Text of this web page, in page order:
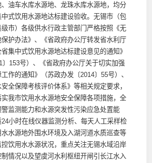
油车水库水源地、龙珠水库水源地，均分
式饮用水源地达标建设验收。无锡市（包
市）各级供水行政主管部门严格按照《无
护办法》、《省政府办公厅转发省水利厅
集中式饮用水源地达标建设意见的通知》
〕153号）、《省政府办公厅关于切实加强
作的通知》（苏政办发〔2014〕55号）、
安全保障考核评价体系》等相关规定要求，
我市饮用水水源地安全保障各项措施，全
监测能力和水源突发性污染应急处置能
小时在线仪器监测分析、每天人工采样检
水源地外围水环境及入湖河道水质巡查等
饮用水水源状况，重点关注无锡水域沿岸
情况以及望虞河水利枢纽开闸引长江水入